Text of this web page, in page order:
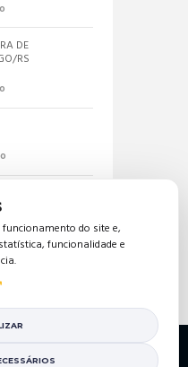
0
DE
RS
0
0
do próximo
pela
0
da Transparência
do site e,
funcionalidade e